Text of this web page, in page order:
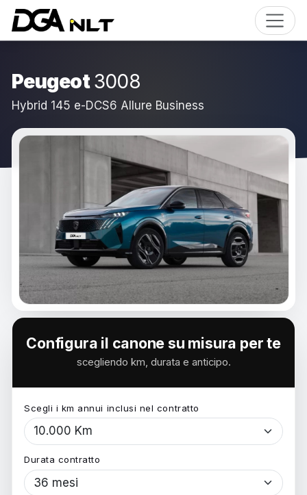
Peugeot3008
Hybrid 145 e-DCS6 Allure Business
Configura il canone su misura per te
scegliendo km, durata e anticipo.
Scegli i km annui inclusi nel contratto
Durata contratto